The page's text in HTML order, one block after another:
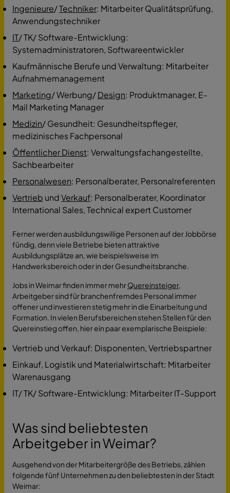
Ingenieure/Techniker: Mitarbeiter Qualitätsprüfung,
Anwendungstechniker
IT/ TK/ Software-Entwicklung:
Systemadministratoren, Softwareentwickler
Kaufmännische Berufe und Verwaltung: Mitarbeiter
Aufnahmemanagement
Marketing/ Werbung/Design: Produktmanager, E-
Mail Marketing Manager
Medizin/ Gesundheit: Gesundheitspfleger,
medizinisches Fachpersonal
Öffentlicher Dienst: Verwaltungsfachangestellte,
Sachbearbeiter
Personalwesen: Personalberater, Personalreferenten
Vertrieb undVerkauf: Personalberater, Koordinator
International Sales, Technical expert Customer
Ferner werden ausbildungswillige Personen auf der Jobbörse
fündig, denn viele Betriebe bieten attraktive
Ausbildungsplätze an, wie beispielsweise im
Handwerksbereich oder in der Gesundheitsbranche.
Jobs in Weimar finden immer mehrQuereinsteiger,
Arbeitgeber sind für branchenfremdes Personal immer
offener und investieren stetig mehr in die Einarbeitung und
Formation. In vielen Berufsbereichen stehen Stellen für den
Quereinstieg offen, hier ein paar exemplarische Beispiele:
Vertrieb und Verkauf: Disponenten, Vertriebspartner
Einkauf, Logistik und Materialwirtschaft: Mitarbeiter
Warenausgang
IT/ TK/ Software-Entwicklung: Mitarbeiter IT-Support
Was sind beliebtesten
Arbeitgeber in Weimar?
Ausgehend von der Mitarbeitergröße des Betriebs, zählen
folgende fünf Unternehmen zu den beliebtesten in der Stadt
Weimar: